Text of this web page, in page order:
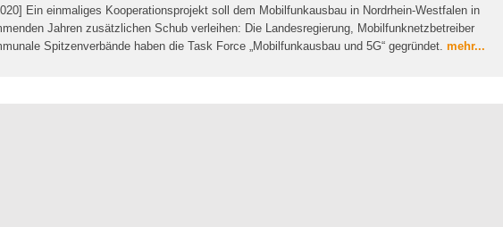
Ein einmaliges Kooperationsprojekt soll dem Mobilfunkausbau in Nordrhein-Westfalen in
Jahren zusätzlichen Schub verleihen: Die Landesregierung, Mobilfunknetzbetreiber
Spitzenverbände haben die Task Force „Mobilfunkausbau und 5G“ gegründet. mehr...